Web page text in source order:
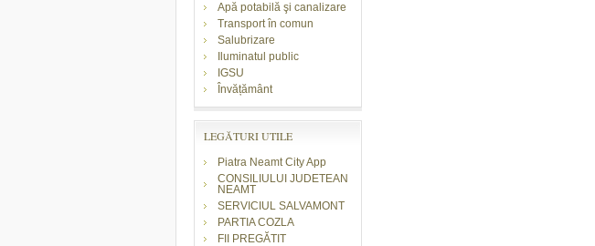
Apă potabilă şi canalizare
Transport în comun
Salubrizare
Iluminatul public
IGSU
Învățământ
LEGĂTURI UTILE
Piatra Neamt City App
CONSILIULUI JUDETEAN
NEAMT
SERVICIUL SALVAMONT
PARTIA COZLA
FII PREGĂTIT